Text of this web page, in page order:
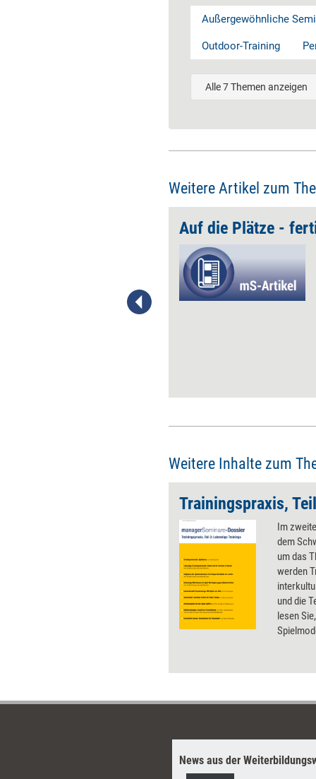
Außergewöhnliche
Outdoor-Training
Alle 7 Themen anzeigen
Weitere Artikel zum
Auf die Plätze -
Weitere Inhalte zum
Im
dem
um das
werden
und die
lesen
News aus der